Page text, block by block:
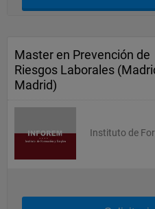
Master en Prevención de
Riesgos Laborales
Madrid)
Instituto de